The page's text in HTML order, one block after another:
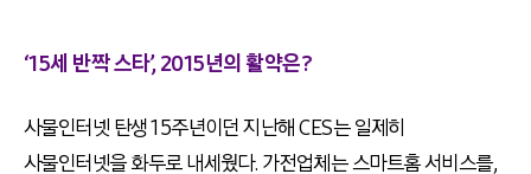
‘15세 반짝 스타’, 2015년의 활약은?
사물인터넷 탄생 15주년이던 지난해 CES는 일제히
사물인터넷을 화두로 내세웠다. 가전업체는 스마트홈 서비스를,